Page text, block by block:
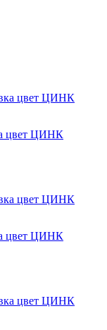
цвет ЦИНК
цвет ЦИНК